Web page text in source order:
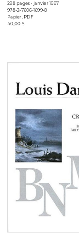
298 pages • janvier 1997
978-2-7606-1699-8
Papier, PDF
40,00 $